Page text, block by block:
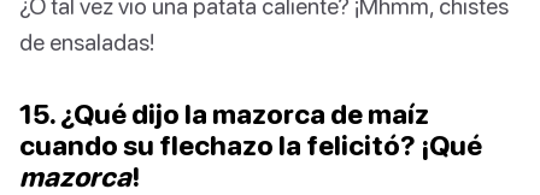
¿O tal vez vio una patata caliente? ¡Mhmm, chistes
de ensaladas!
15. ¿Qué dijo la mazorca de maíz
cuando su flechazo la felicitó? ¡Qué
mazorca!